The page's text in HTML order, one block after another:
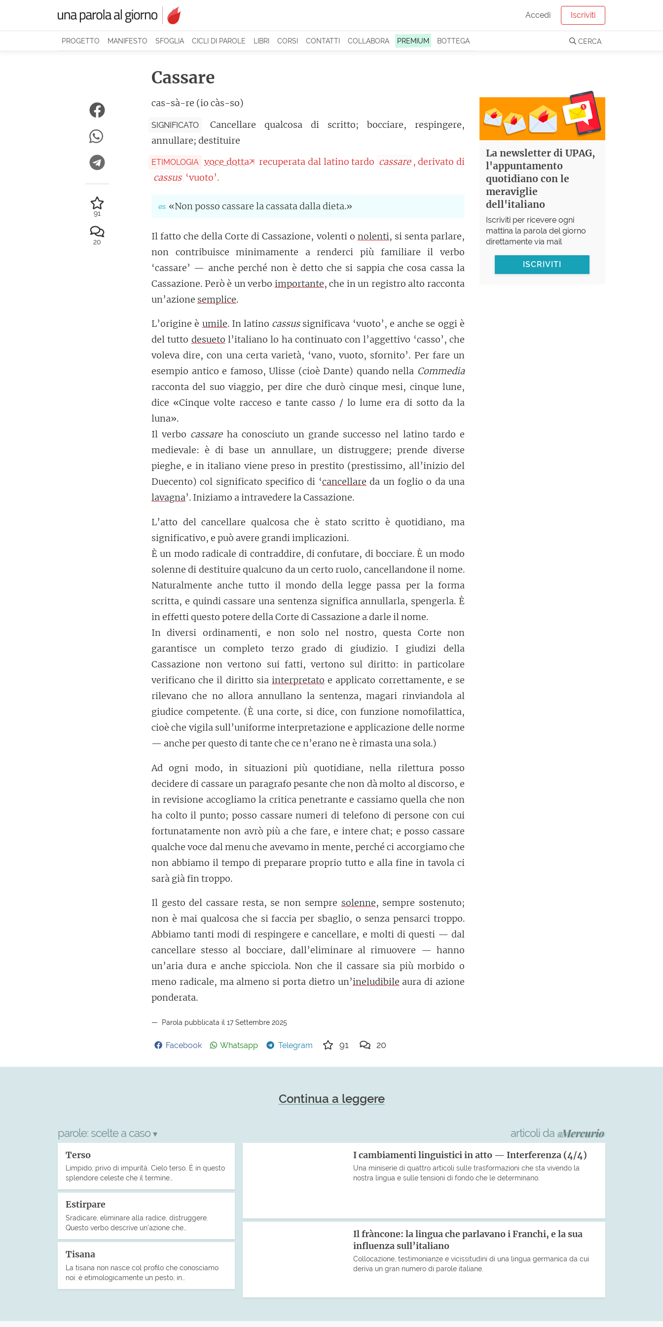
Accedi Iscriviti
PROGETTO MANIFESTO SFOGLIA CICLI DI PAROLE LIBRI CORSI CONTATTI COLLABORA PREMIUM BOTTEGA CERCA
Cassare
cas-sà-re (io càs-so)
SIGNIFICATO
Cancellare qualcosa di scritto; bocciare, respingere,
annullare; destituire
ETIMOLOGIA voce dotta recuperata dal latino tardo cassare , derivato di
cassus ‘vuoto’.
«Non posso cassare la cassata dalla dieta.»
Il fatto che della Corte di Cassazione, volenti o nolenti, si senta parlare,
non contribuisce minimamente a renderci più familiare il verbo
‘cassare’ — anche perché non è detto che si sappia che cosa cassa la
Cassazione. Però è un verbo importante, che in un registro alto racconta
un’azione semplice.
L’origine è umile. In latino cassussignificava ‘vuoto’, e anche se oggi è
del tutto desueto l’italiano lo ha continuato con l’aggettivo ‘casso’, che
voleva dire, con una certa varietà, ‘vano, vuoto, sfornito’. Per fare un
esempio antico e famoso, Ulisse (cioè Dante) quando nella Commedia
racconta del suo viaggio, per dire che durò cinque mesi, cinque lune,
dice «Cinque volte racceso e tante casso / lo lume era di sotto da la
luna».
Il verbo cassareha conosciuto un grande successo nel latino tardo e
medievale: è di base un annullare, un distruggere; prende diverse
pieghe, e in italiano viene preso in prestito (prestissimo, all’inizio del
Duecento) col significato specifico di ‘cancellare da un foglio o da una
lavagna’. Iniziamo a intravedere la Cassazione.
L’atto del cancellare qualcosa che è stato scritto è quotidiano, ma
significativo, e può avere grandi implicazioni.
È un modo radicale di contraddire, di confutare, di bocciare. È un modo
solenne di destituire qualcuno da un certo ruolo, cancellandone il nome.
Naturalmente anche tutto il mondo della legge passa per la forma
scritta, e quindi cassare una sentenza significa annullarla, spengerla. È
in effetti questo potere della Corte di Cassazione a darle il nome.
In diversi ordinamenti, e non solo nel nostro, questa Corte non
garantisce un completo terzo grado di giudizio. I giudizi della
Cassazione non vertono sui fatti, vertono sul diritto: in particolare
verificano che il diritto sia interpretato e applicato correttamente, e se
rilevano che no allora annullano la sentenza, magari rinviandola al
giudice competente. (È una corte, si dice, con funzione nomofilattica,
cioè che vigila sull’uniforme interpretazione e applicazione delle norme
— anche per questo di tante che ce n’erano ne è rimasta una sola.)
Ad ogni modo, in situazioni più quotidiane, nella rilettura posso
decidere di cassare un paragrafo pesante che non dà molto al discorso, e
in revisione accogliamo la critica penetrante e cassiamo quella che non
ha colto il punto; posso cassare numeri di telefono di persone con cui
fortunatamente non avrò più a che fare, e intere chat; e posso cassare
qualche voce dal menu che avevamo in mente, perché ci accorgiamo che
non abbiamo il tempo di preparare proprio tutto e alla fine in tavola ci
sarà già fin troppo.
Il gesto del cassare resta, se non sempre solenne, sempre sostenuto;
non è mai qualcosa che si faccia per sbaglio, o senza pensarci troppo.
Abbiamo tanti modi di respingere e cancellare, e molti di questi — dal
cancellare stesso al bocciare, dall’eliminare al rimuovere — hanno
un’aria dura e anche spicciola. Non che il cassare sia più morbido o
meno radicale, ma almeno si porta dietro un’ineludibile aura di azione
ponderata.
Parola pubblicata il 17 Settembre 2025
Facebook Whatsapp Telegram 91 20
91
20
La newsletter di UPAG,
l'appuntamento
quotidiano con le
meraviglie
dell'italiano
Iscriviti per ricevere ogni
mattina la parola del giorno
direttamente via mail
ISCRIVITI
Continua a leggere
parole: scelte a caso ▾
Terso
Limpido, privo di impurità. Cielo terso. È in questo
splendore celeste che il termine…
Estirpare
Sradicare, eliminare alla radice, distruggere.
Questo verbo descrive un’azione che…
Tisana
La tisana non nasce col profilo che conosciamo
noi: è etimologicamente un pesto, in…
articoli da
I cambiamenti linguistici in atto — Interferenza (4/4)
Una miniserie di quattro articoli sulle trasformazioni che sta vivendo la
nostra lingua e sulle tensioni di fondo che le determinano.
Il fràncone: la lingua che parlavano i Franchi, e la sua
influenza sull’italiano
Collocazione, testimonianze e vicissitudini di una lingua germanica da cui
deriva un gran numero di parole italiane.